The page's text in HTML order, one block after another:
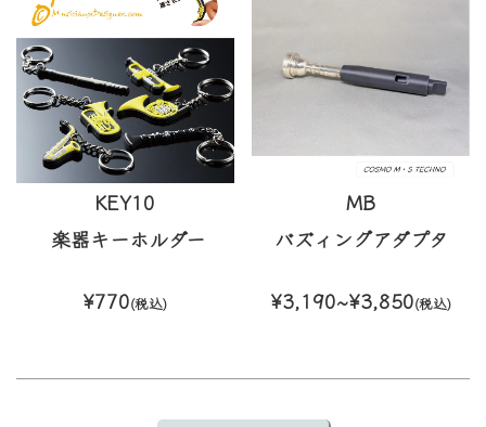
KEY10
楽器キーホルダー
¥770(税込)
MB
バズィングアダプタ
¥3,190~¥3,850(税込)